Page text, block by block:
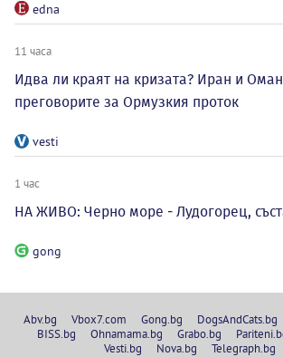
edna
11 часа
Идва ли краят на кризата? Иран и
преговорите за Ормузкия проток
vesti
1 час
НА ЖИВО: Черно море - Лудогорец,
gong
Abv.bg Vbox7.com Gong.bg DogsAndCats.bg
BISS.bg
Ohnamama.bg Grabo.bg
Vesti.bg
Nova.bg Telegraph.bg